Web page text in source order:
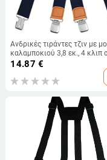
Ανδρικές τιράντες τζιν με
καλαμποκιού 3,8 εκ., 4 κλιπ
σχήμα Χ, ρυθμιζόμενες
14.87 €